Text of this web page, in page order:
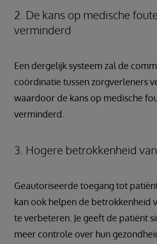
2. De kans op medische
verminderd
Een dergelijk systeem zal de
coördinatie tussen zorgverleners
waardoor de kans op medische
verminderd.
3. Hogere betrokkenheid
Geautoriseerde toegang tot
kan ook helpen de betrokkenheid
te verbeteren. Je geeft de patiënt
meer controle over hun